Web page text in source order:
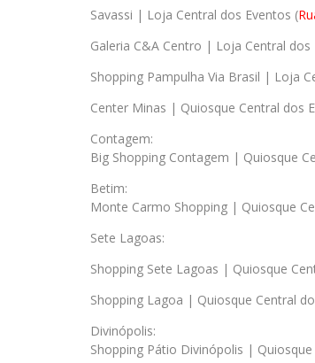
Savassi | Loja Central dos Eventos (
Galeria C&A Centro | Loja Central dos
Shopping Pampulha Via Brasil | Loja
Center Minas | Quiosque Central dos
Contagem:
Big Shopping Contagem | Quiosque
Betim:
Monte Carmo Shopping | Quiosque
Sete Lagoas:
Shopping Sete Lagoas | Quiosque
Shopping Lagoa | Quiosque Central
Divinópolis:
Shopping Pátio Divinópolis |